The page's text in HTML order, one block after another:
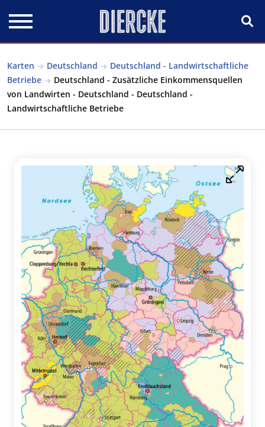
Karten Deutschland
Deutschland - Landwirtschaftliche
Betriebe
Deutschland - Zusätzliche Einkommensquellen
von Landwirten - Deutschland - Deutschland -
Landwirtschaftliche Betriebe